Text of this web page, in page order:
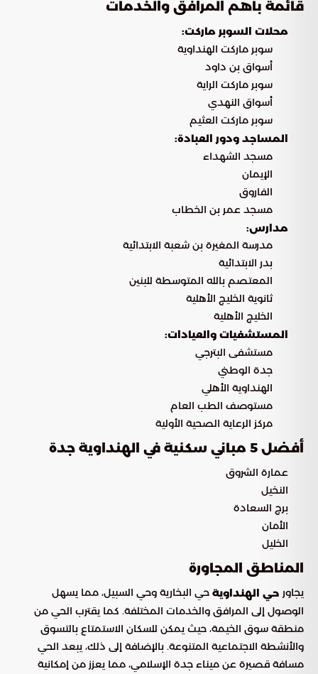
قائمة بأهم المرافق والخدمات
محلات السوبر ماركت:
سوبر ماركت الهنداوية
أسواق بن داود
سوبر ماركت الراية
أسواق النهدي
سوبر ماركت العثيم
المساجد ودور العبادة:
مسجد الشهداء
الإيمان
الفاروق
مسجد عمر بن الخطاب
مدارس:
مدرسة المغيرة بن شعبة الابتدائية
بدر الابتدائية
المعتصم بالله المتوسطة للبنين
ثانوية الخليج الأهلية
الخليج الأهلية
المستشفيات والعيادات:
مستشفى البترجي
جدة الوطني
الهنداوية الأهلي
مستوصف الطب العام
مركز الرعاية الصحية الأولية
أفضل 5 مباني سكنية في الهنداوية جدة
عمارة الشروق
النخيل
برج السعادة
الأمان
الخليل
المناطق المجاورة
يجاور حي الهنداوية حي البخارية وحي السبيل، مما يسهل
الوصول إلى المرافق والخدمات المختلفة. كما يقترب الحي من
منطقة سوق الخيمة، حيث يمكن للسكان الاستمتاع بالتسوق
والأنشطة الاجتماعية المتنوعة. بالإضافة إلى ذلك، يبعد الحي
مسافة قصيرة عن ميناء جدة الإسلامي، مما يعزز من إمكانية